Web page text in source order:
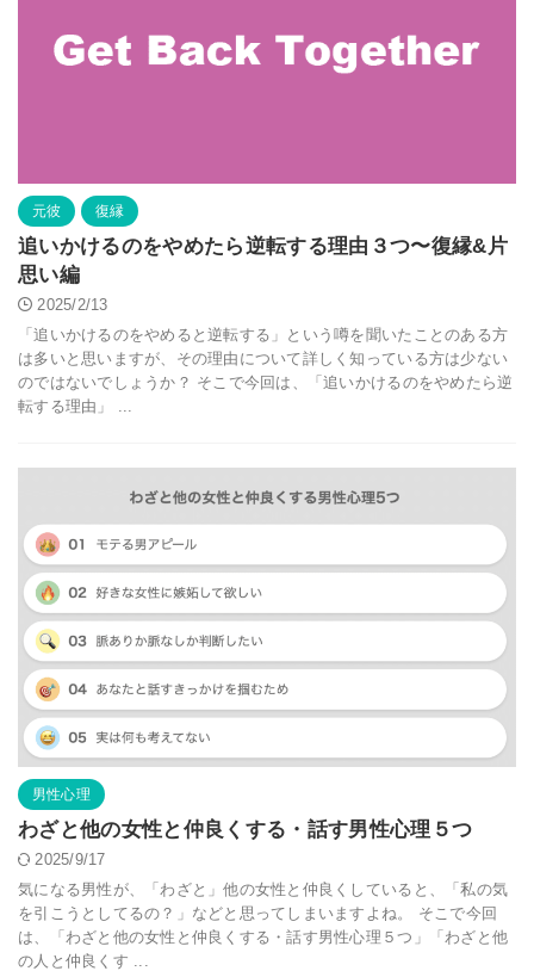
元彼 復縁
追いかけるのをやめたら逆転する理由３つ〜復縁&片
思い編
2025/2/13
「追いかけるのをやめると逆転する」という噂を聞いたことのある方
は多いと思いますが、その理由について詳しく知っている方は少ない
のではないでしょうか？ そこで今回は、「追いかけるのをやめたら逆
転する理由」 ...
男性心理
わざと他の女性と仲良くする・話す男性心理５つ
2025/9/17
気になる男性が、「わざと」他の女性と仲良くしていると、「私の気
を引こうとしてるの？」などと思ってしまいますよね。 そこで今回
は、「わざと他の女性と仲良くする・話す男性心理５つ」「わざと他
の人と仲良くす ...